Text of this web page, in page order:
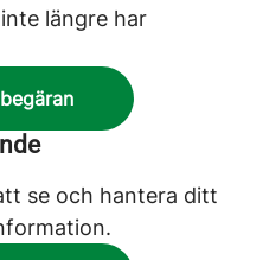
längre har
se och hantera ditt